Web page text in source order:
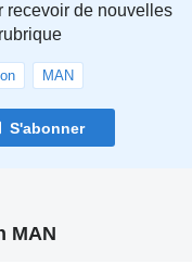
recevoir de nouvelles
MAN
S'abonner
MAN